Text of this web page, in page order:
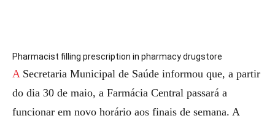
Pharmacist filling prescription in pharmacy drugstore
A Secretaria Municipal de Saúde informou que, a partir
do dia 30 de maio, a Farmácia Central passará a
funcionar em novo horário aos finais de semana. A